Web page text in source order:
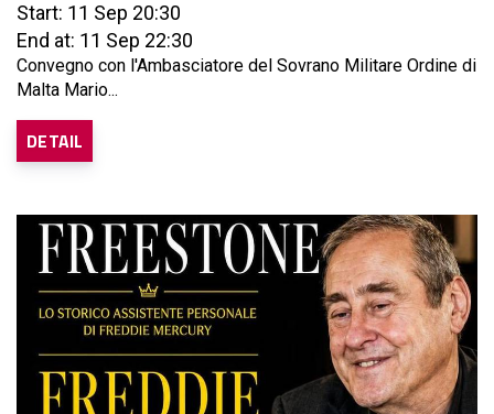
Start: 11 Sep 20:30
End at: 11 Sep 22:30
Convegno con l'Ambasciatore del Sovrano Militare Ordine di
Malta Mario...
DETAIL